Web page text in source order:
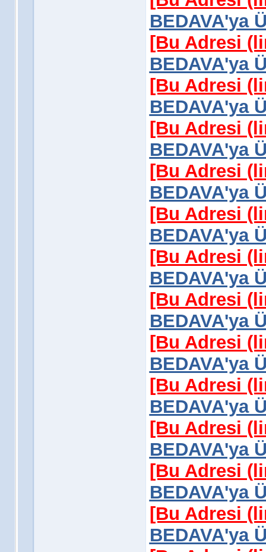
BEDAVA'ya
[Bu Adresi
BEDAVA'ya
[Bu Adresi
BEDAVA'ya
[Bu Adresi
BEDAVA'ya
[Bu Adresi
BEDAVA'ya
[Bu Adresi
BEDAVA'ya
[Bu Adresi
BEDAVA'ya
[Bu Adresi
BEDAVA'ya
[Bu Adresi
BEDAVA'ya
[Bu Adresi
BEDAVA'ya
[Bu Adresi
BEDAVA'ya
[Bu Adresi
BEDAVA'ya
[Bu Adresi
BEDAVA'ya